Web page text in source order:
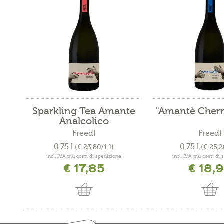
Sparkling Tea Amante
Analcolico
Freedl
0,75 l (€ 23,80/1 l)
incl. IVA più costi di spedizione
€ 17,85
"Amantè
Freedl
0,75 l (€
incl. IVA più costi di
€